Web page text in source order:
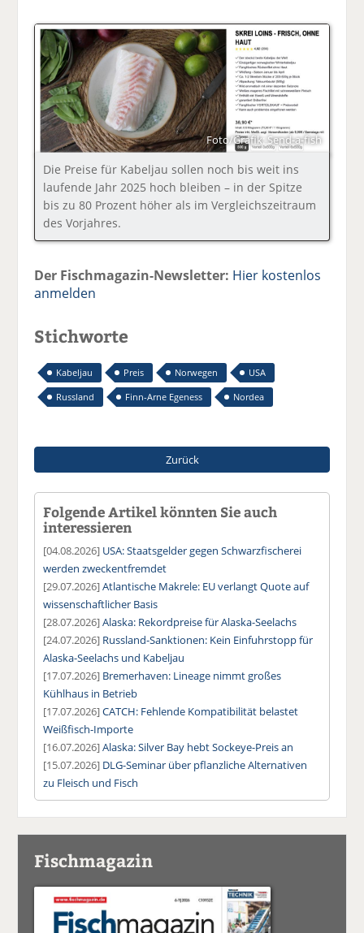
Foto/Grafik: Send-a-fish
Die Preise für Kabeljau sollen noch bis weit ins
laufende Jahr 2025 hoch bleiben – in der Spitze
bis zu 80 Prozent höher als im Vergleichszeitraum
des Vorjahres.
Der Fischmagazin-Newsletter: Hier kostenlos
anmelden
Stichworte
Kabeljau Preis Norwegen
USA
Russland
Finn-Arne Egeness Nordea
Zurück
Folgende Artikel könnten Sie auch
interessieren
[04.08.2026] USA: Staatsgelder gegen Schwarzfischerei
werden zweckentfremdet
[29.07.2026]Atlantische Makrele: EU verlangt Quote auf
wissenschaftlicher Basis
[28.07.2026]Alaska: Rekordpreise für Alaska-Seelachs
[24.07.2026] Russland-Sanktionen: Kein Einfuhrstopp für
Alaska-Seelachs und Kabeljau
[17.07.2026] Bremerhaven: Lineage nimmt großes
Kühlhaus in Betrieb
[17.07.2026]CATCH: Fehlende Kompatibilität belastet
Weißfisch-Importe
[16.07.2026]Alaska: Silver Bay hebt Sockeye-Preis an
[15.07.2026] DLG-Seminar über pflanzliche Alternativen
zu Fleisch und Fisch
Fischmagazin